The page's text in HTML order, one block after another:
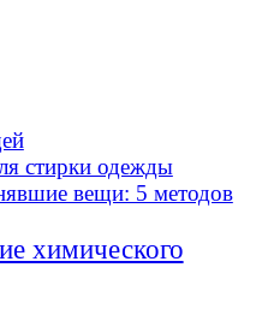
стирки одежды
вещи: 5 методов
химического